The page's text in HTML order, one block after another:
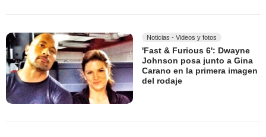
Noticias - Videos y fotos
'Fast & Furious 6': Dwayne
Johnson posa junto a Gina
Carano en la primera imagen
del rodaje